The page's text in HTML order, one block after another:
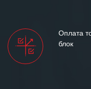
Оплата
блок